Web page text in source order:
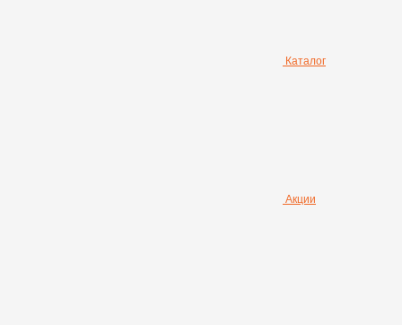
Каталог
Акции